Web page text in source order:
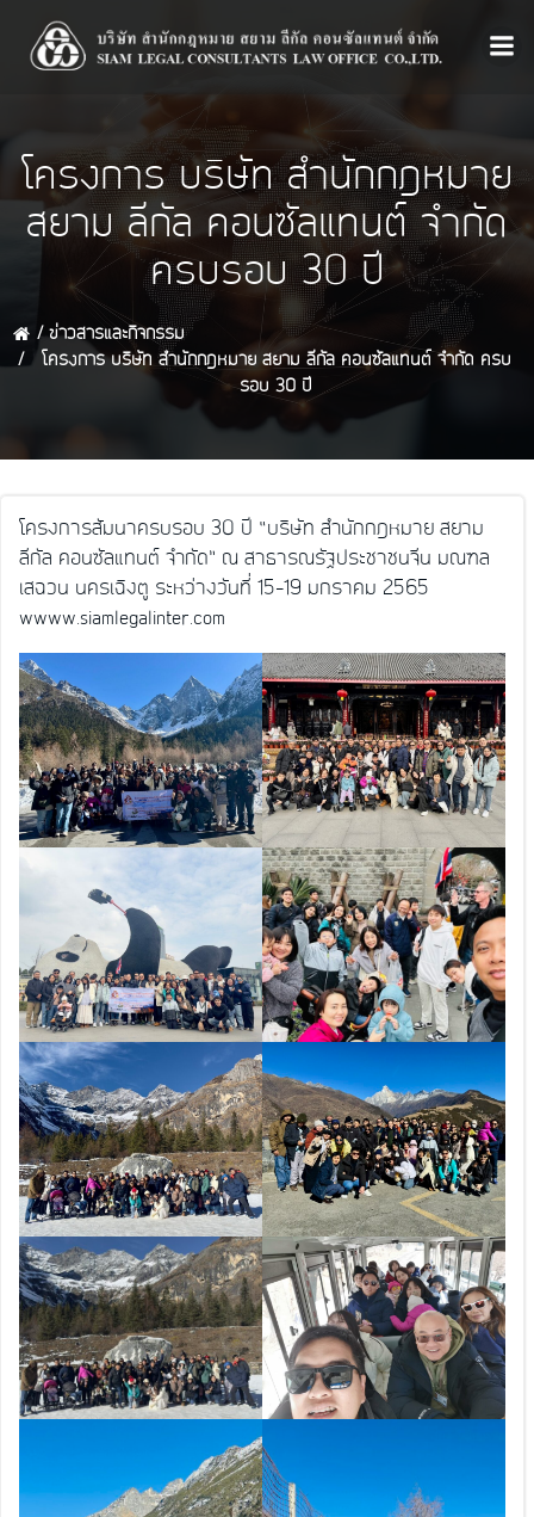
to
content
โครงการ บริษัท สำนักกฎหมาย
สยาม ลีกัล คอนซัลแทนต์ จำกัด
ครบรอบ 30 ปี
ข่าวสารและกิจกรรม
โครงการ บริษัท สำนักกฎหมาย สยาม ลีกัล คอนซัลแทนต์ จำกัด ครบ
รอบ 30 ปี
โครงการสัมนาครบรอบ 30 ปี “บริษัท สำนักกฎหมาย สยาม
ลีกัล คอนซัลแทนต์ จำกัด” ณ สาธารณรัฐประชาชนจีน มณฑล
เสฉวน นครเฉิงตู ระหว่างวันที่ 15-19 มกราคม 2565
wwww.siamlegalinter.com